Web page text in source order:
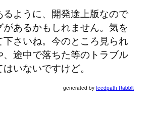
るように、開発途上版なので
があるかもしれません。気を
下さいね。今のところ見られ
、途中で落ちた等のトラブル
いないですけど。
generated by feedpath Rabbit